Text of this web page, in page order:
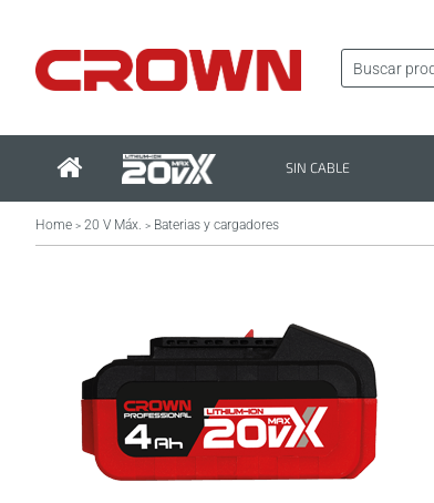
SIN CABLE
Home > 20 V Máx. > Baterias y cargadores